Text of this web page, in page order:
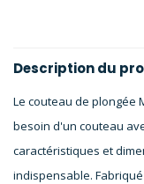
Description du
Le couteau de plongée
besoin d'un couteau
caractéristiques et
indispensable.